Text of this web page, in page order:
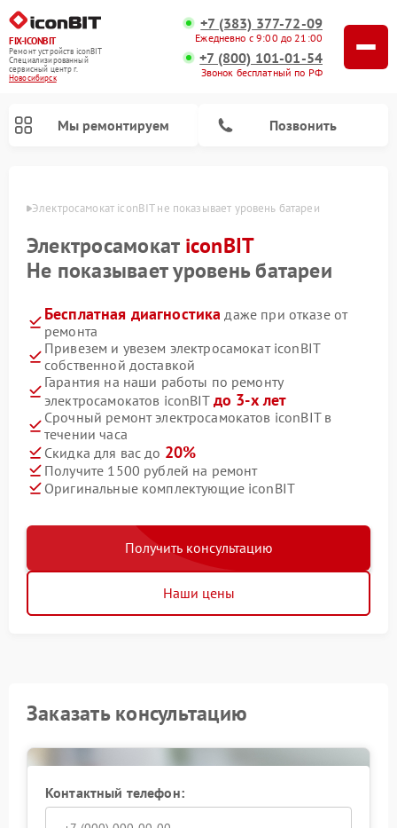
FIX-ICONBIT
Ремонт устройств iconBIT
Специализированный
cервисный центр г.
Новосибирск
+7 (383) 377-72-09
Ежедневно с 9:00 до 21:00
+7 (800) 101-01-54
Звонок бесплатный по РФ
Мы ремонтируем Позвонить
Электросамокат iconBIT не показывает уровень батареи
Электросамокат iconBIT
Не показывает уровень батареи
Бесплатная диагностика даже при отказе от
ремонта
Привезем и увезем электросамокат iconBIT
собственной доставкой
Гарантия на наши работы по ремонту
электросамокатов iconBIT до 3-х лет
Срочный ремонт электросамокатов iconBIT в
течении часа
Скидка для вас до 20%
Получите 1500 рублей на ремонт
Оригинальные комплектующие iconBIT
Получить консультацию
Наши цены
Заказать консультацию
Контактный телефон: